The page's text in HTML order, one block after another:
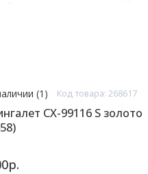
(1) Код товара: 268617
СХ-99116 S золото